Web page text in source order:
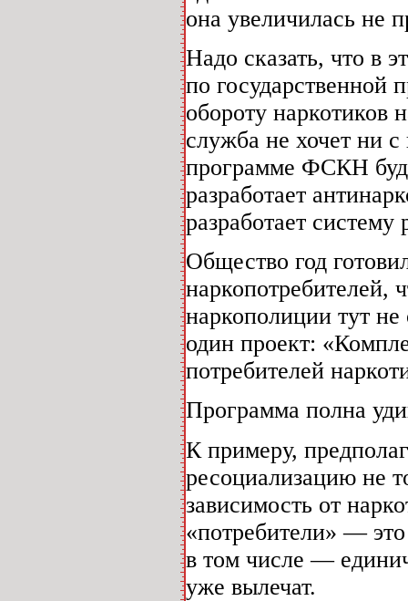
она увеличилась не
Надо сказать, что в
по государственной
обороту наркотиков
служба не хочет ни
программе ФСКН
разработает
разработает систему
Общество год
наркопотребителей,
наркополиции тут
один проект:
потребителей
Программа полна
К примеру,
ресоциализацию не
зависимость от
«потребители» —
в том числе —
уже вылечат.